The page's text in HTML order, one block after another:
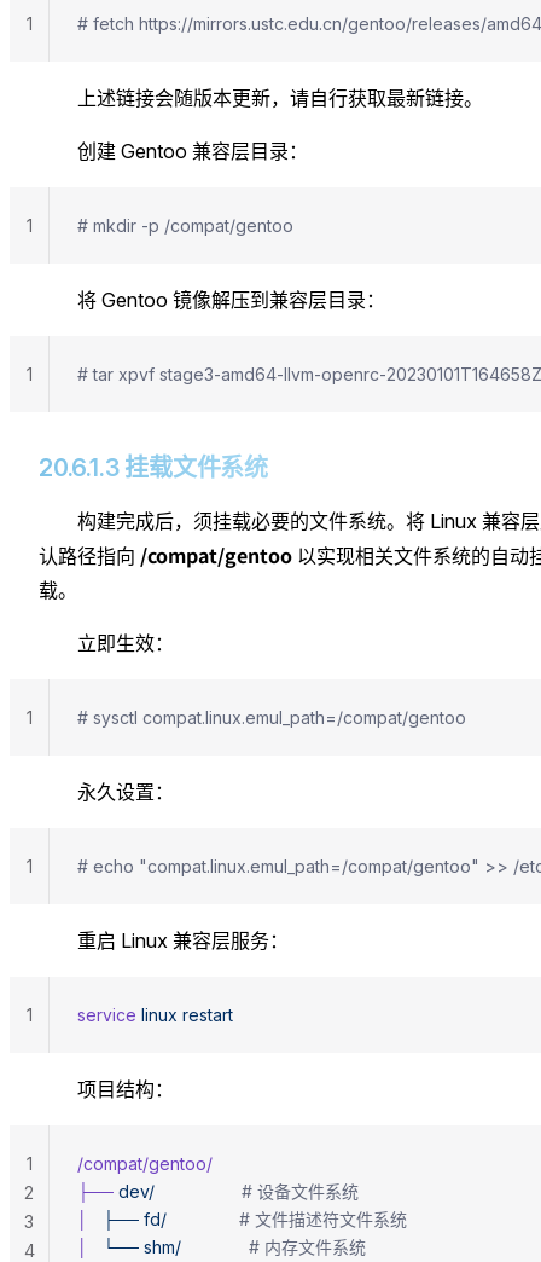
# fetch https://mirrors.ustc.edu.cn/gentoo/releases/
1
上述链接会随版本更新，请自行获取最新链接。
创建 Gentoo 兼容层目录：
# mkdir -p /compat/gentoo
1
将 Gentoo 镜像解压到兼容层目录：
# tar xpvf stage3-amd64-llvm-openrc-
1
20.6.1.3 挂载文件系统
构建完成后，须挂载必要的文件系统。将 Linux 兼容
认路径指向 /compat/gentoo 以实现相关文件系统的自动
载。
立即生效：
# sysctl compat.linux.emul_path=/compat/gentoo
1
永久设置：
# echo "compat.linux.emul_path=/compat/gentoo" >> /
1
重启 Linux 兼容层服务：
service linux restart
1
项目结构：
/compat/gentoo/
├── dev/
                  # 设备文件系统
   ├──
fd/
               # 文件描述符文件系统
   └──
shm/
              # 内存文件系统
1
2
3
4